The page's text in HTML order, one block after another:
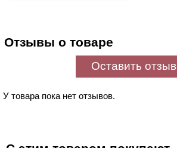
Отзывы о товаре
Оставить отзыв
У товара пока нет отзывов.